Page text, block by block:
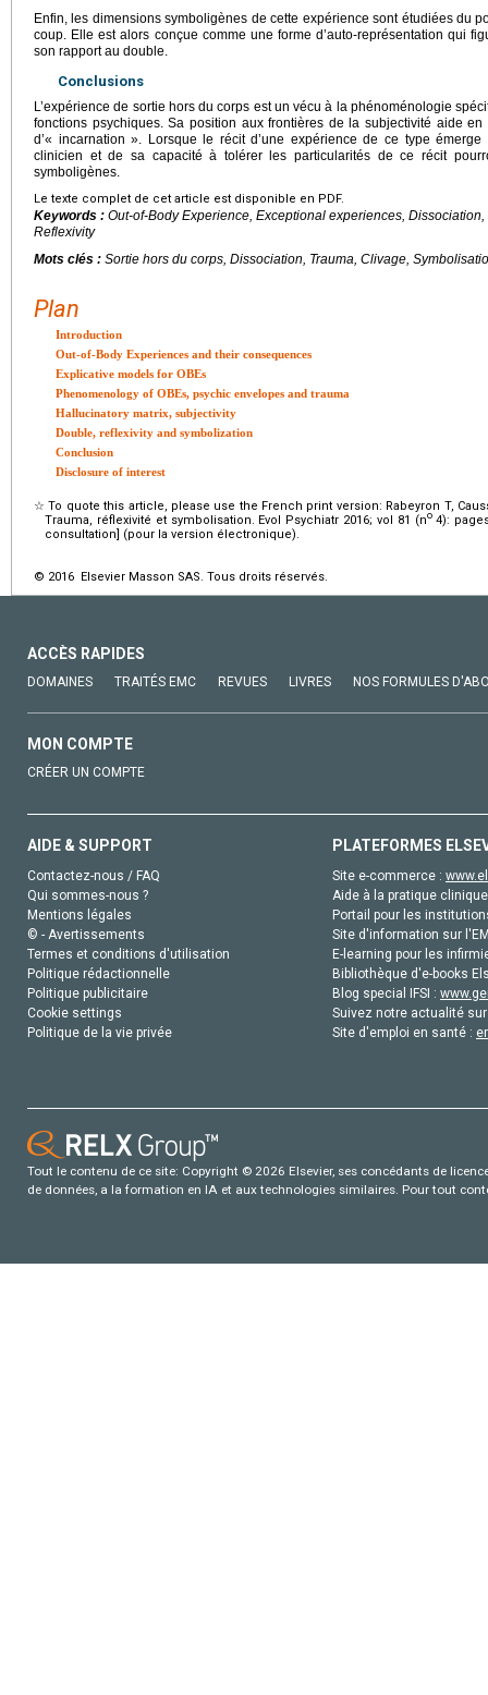
Enfin, les dimensions symboligènes de cette expérience sont étudiées du
coup. Elle est alors conçue comme une forme d’auto-représentation qui
son rapport au double.
Conclusions
L’expérience de sortie hors du corps est un vécu à la phénoménologie
fonctions psychiques. Sa position aux frontières de la subjectivité aide
d’« incarnation ». Lorsque le récit d’une expérience de ce type
clinicien et de sa capacité à tolérer les particularités de ce récit
symboligènes.
Le texte complet de cet article est disponible en PDF.
Keywords : Out-of-Body Experience, Exceptional experiences,
Reflexivity
Mots clés : Sortie hors du corps, Dissociation, Trauma, Clivage,
Plan
Introduction
Out-of-Body Experiences and their consequences
Explicative models for OBEs
Phenomenology of OBEs, psychic envelopes and trauma
Hallucinatory matrix, subjectivity
Double, reflexivity and symbolization
Conclusion
Disclosure of interest
☆ To quote this article, please use the French print version: Rabeyron T,
Trauma, réflexivité et symbolisation. Evol Psychiatr 2016; vol 81 (no4):
consultation] (pour la version électronique).
© 2016 Elsevier Masson SAS. Tous droits réservés.
ACCÈS RAPIDES
DOMAINES TRAITÉS EMC REVUES LIVRES NOS FORMULES
MON COMPTE
CRÉER UN COMPTE
AIDE & SUPPORT
Contactez-nous / FAQ
Qui sommes-nous ?
Mentions légales
© - Avertissements
Termes et conditions d'utilisation
Politique rédactionnelle
Politique publicitaire
Cookie settings
Politique de la vie privée
PLATEFORMES
Site e-commerce :
Aide à la pratique
Portail pour les
Site d'information sur
E-learning pour les
Bibliothèque d'e-books
Blog special IFSI :
Suivez notre actualité
Site d'emploi en santé :
Tout le contenu de ce site: Copyright © 2026 Elsevier, ses concédants de
de données, a la formation en IA et aux technologies similaires. Pour tout